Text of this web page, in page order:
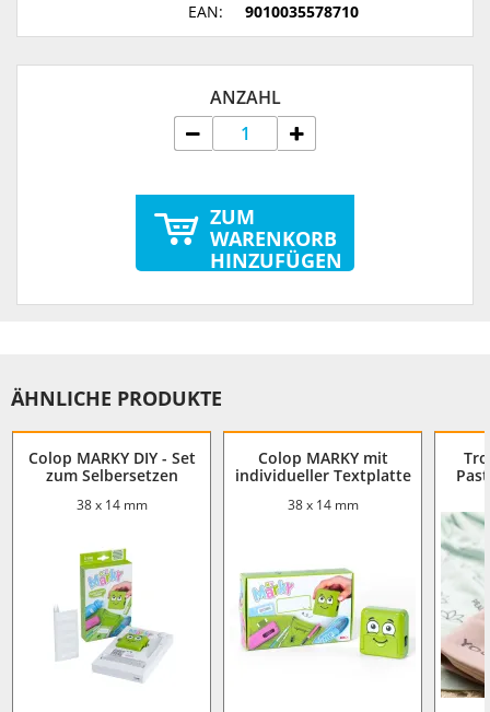
EAN:
9010035578710
ANZAHL
ZUM
WARENKORB
HINZUFÜGEN
ÄHNLICHE PRODUKTE
Colop MARKY DIY - Set
zum Selbersetzen
38 x 14 mm
Colop MARKY mit
individueller Textplatte
38 x 14 mm